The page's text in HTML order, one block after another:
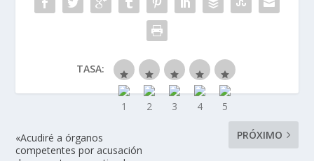
TASA:
«Acudiré a órganos
competentes por acusación
PRÓXIMO